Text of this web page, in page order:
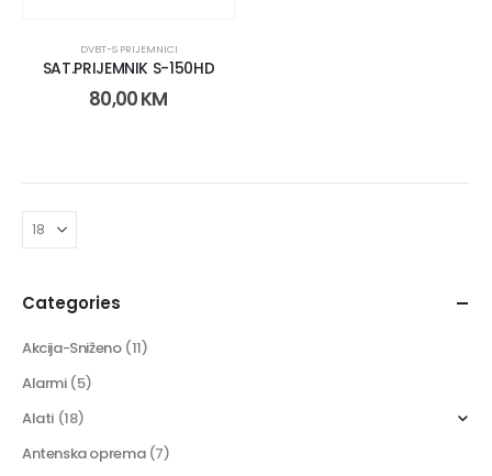
DVBT-S PRIJEMNICI
SAT.PRIJEMNIK S-150HD
80,00KM
Categories
Akcija-Sniženo (11)
Alarmi (5)
Alati (18)
Antenska oprema (7)